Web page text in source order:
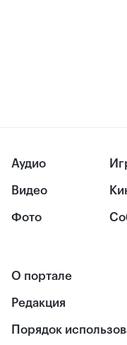
Аудио
Видео
Фото
О портале
Редакция
Порядок